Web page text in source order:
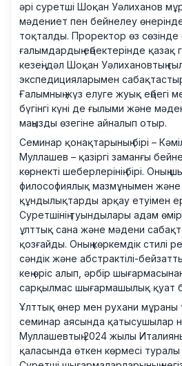
әрі суретші Шоқан Уәлиханов
мәдениет пен бейнелеу
тоқталды. Проректор өз
ғалымдардың еңбектерінде қазақ
кезеңі дәл Шоқан Уәлихановтың
экспедицияларымен
Ғалымның жүз елуге жуық еңбегі
бүгінгі күні де ғылыми және
маңызды өзегіне айналып отыр.
Семинар қонақтарының бірі –
Муллашев – қазіргі заманғы
көрнекті шеберлерінің бірі. Оның
философиялық мазмұнымен
құндылықтарды арқау етуімен
Суретшінің туындылары адам
ұлттық сана және мәдени
қозғайды. Оның көркемдік стилі
сәндік және абстрактілі-
кең өріс алып, әрбір
сарқылмас шығармашылық қуат
Ұлттық өнер мен рухани мұраны
семинар аясында қатысушылар
Муллашевтың 2024 жылы
қаласында өткен көрмесі